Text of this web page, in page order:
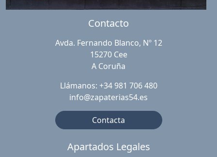
Contacto
Avda. Fernando Blanco, Nº 12
15270 Cee
A Coruña
Llámanos: +34 981 706 480
info@zapaterias54.es
Contacta
Apartados Legales